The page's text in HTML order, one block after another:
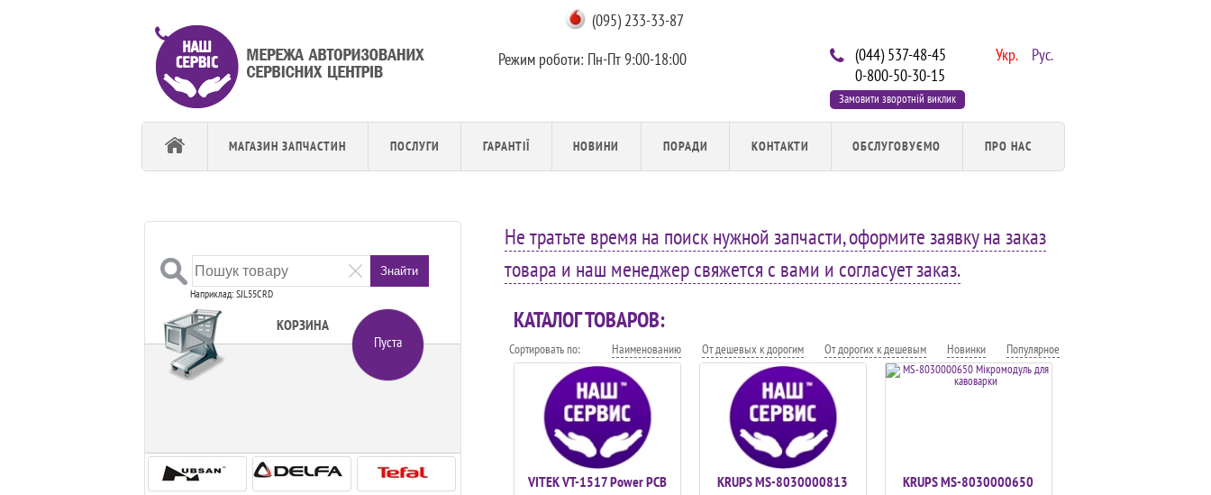
Укр. Рус.
(044) 537-48-45
0-800-50-30-15
Замовити зворотній виклик
(095) 233-33-87
Режим роботи: Пн-Пт 9:00-18:00
МАГАЗИН ЗАПЧАСТИН ПОСЛУГИ ГАРАНТІЇ НОВИНИ ПОРАДИ КОНТАКТИ ОБСЛУГОВУЄМО ПРО НАС
Не тратьте время на поиск нужной запчасти, оформите заявку на заказ
товара и наш менеджер свяжется с вами и согласует заказ.
КАТАЛОГ ТОВАРОВ:
Сортировать по: Наименованию От дешевых к дорогим От дорогих к дешевым Новинки Популярное
VITEK VT-1517 Power PCB KRUPS MS-8030000813 KRUPS MS-8030000650
Наприклад: SJL55CRD
Знайти
КОРЗИНА
Пуста